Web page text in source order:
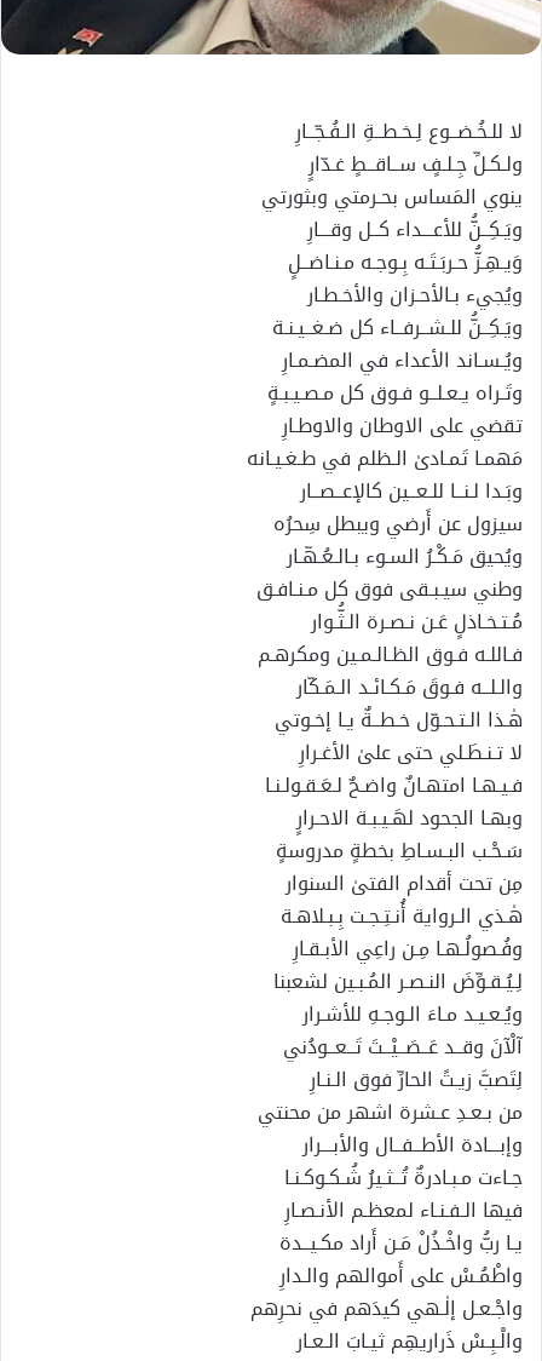
لا للـخُـضــوع لِـخـطــةِ الـفُـجّــارِ
ولـكـلِّ جِـلـفٍ ســاقــطٍ غـدّارٍ
ينوي المَساس بحـرمتي وبثورتي
ويَـكِــنُّ للأعـــداء كــل وقـــارِ
وَيـهِـزُّ حـربَـتَـه بِـوجـه مـنـاضــلٍ
ويُجيء بـالأحـزان والأخـطـار
ويَـكِــنُّ للـشــرفــاء كل ضـغــيـنـة
ويُـسـاند الأعداء في المضـمـارِ
وتَـراه يـعـلــو فـوق كل مـصـيـبـةٍ
تقضي على الاوطان والاوطـارِ
مَهمـا تَمـادىٰ الـظلم في طـغـيـانه
وبَـدا لـنــا للـعــين كالإعــصــار
سيزول عن أَرضي ويبطل سِحرُه
ويُحيق مَـكْـرُ السـوء بـالـعُـهّـار
وطني سيـبـقى فوق كل مـنـافـق
مُـتـخـاذلٍ عَـن نـصـرة الـثُّـوار
فـاللـه فـوق الظـالـمـين ومكرهـم
والـلــه فـوقَ مَـكـائـد الـمَـكّار
هٰـذا الـتـحـوّل خـطــةٌ يـا إخـوتي
لا تـنـطَـلي حتى علىٰ الأغـرارِ
فـيـهـا امتهـانٌ واضـحٌ لـعَـقـولـنـا
وبهـا الجحود لهَـيـبـة الاحـرارٍ
سَـحْـب البـسـاطِ بخطةٍ مدروسةٍ
مِن تحت أقدام الفتىٰ السنوار
هٰـذي الـرواية أُنـتِـجـت بِـبـلاهـة
وفُـصولُـهـا مِـن راعِي الأبـقـارِ
لِـيُـقـوِّضَ النـصـر المُـبـين لشعبنا
ويُـعـيـد مـاءَ الـوجـهِ للأشـرار
آلْآنَ وقــد عَــصَــيْــتَ تَــعــودُني
لِتَصبَّ زيـتً الحارِّ فوق الـنـارِ
من بـعـدِ عـشرة اشهر من محنتي
وإبـــادة الأطــفــال والأبـــرار
جـاءت مـبـادرةٌ تُــثـيرُ شُـكـوكـنـا
فيها الـفـنـاء لمعظـم الأنـصـارِ
يـا ربُّ واخْـذُلْ مَـن أَراد مكـيــدة
واطْمُـسْ على أَموالهم والـدارِ
واجْـعـل إلٰـهي كيدَهم في نحرِهم
والْـبِـسْ ذَراريهِم ثيـابَ الـعـار